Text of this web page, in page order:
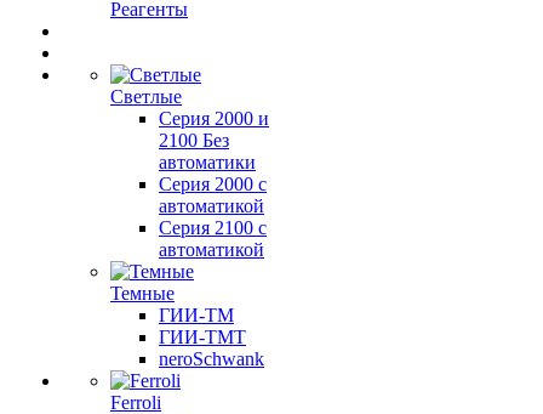
Реагенты
Светлые
Серия 2000 и
2100 Без
автоматики
Серия 2000 с
автоматикой
Серия 2100 с
автоматикой
Темные
ГИИ-ТМ
ГИИ-ТМТ
neroSchwank
Ferroli